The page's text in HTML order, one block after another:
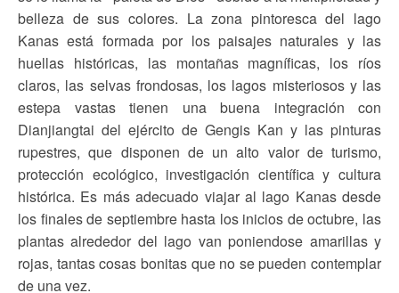
belleza de sus colores. La zona pintoresca del lago
Kanas está formada por los paisajes naturales y las
huellas históricas, las montañas magníficas, los ríos
claros, las selvas frondosas, los lagos misteriosos y las
estepa vastas tienen una buena integración con
Dianjiangtai del ejército de Gengis Kan y las pinturas
rupestres, que disponen de un alto valor de turismo,
protección ecológico, investigación científica y cultura
histórica. Es más adecuado viajar al lago Kanas desde
los finales de septiembre hasta los inicios de octubre, las
plantas alrededor del lago van poniendose amarillas y
rojas, tantas cosas bonitas que no se pueden contemplar
de una vez.